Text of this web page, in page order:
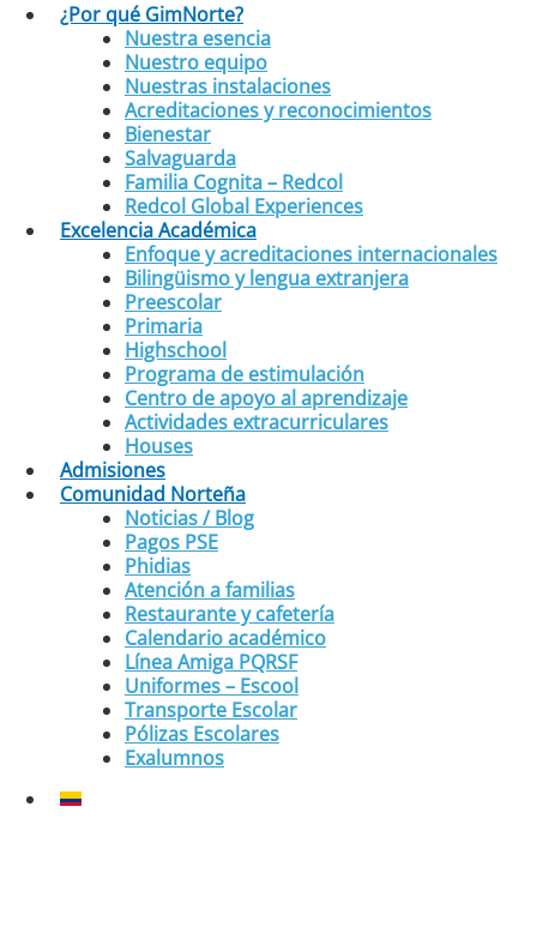
¿Por qué GimNorte?
Nuestra esencia
Nuestro equipo
Nuestras instalaciones
Acreditaciones y reconocimientos
Bienestar
Salvaguarda
Familia Cognita – Redcol
Redcol Global Experiences
Excelencia Académica
Enfoque y acreditaciones internacionales
Bilingüismo y lengua extranjera
Preescolar
Primaria
Highschool
Programa de estimulación
Centro de apoyo al aprendizaje
Actividades extracurriculares
Houses
Admisiones
Comunidad Norteña
Noticias / Blog
Pagos PSE
Phidias
Atención a familias
Restaurante y cafetería
Calendario académico
Línea Amiga PQRSF
Uniformes – Escool
Transporte Escolar
Pólizas Escolares
Exalumnos